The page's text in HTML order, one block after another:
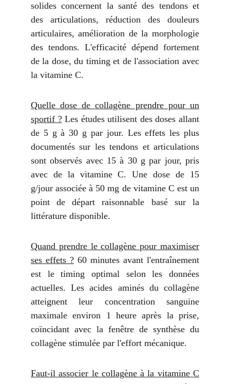
solides concernent la santé des tendons et
des articulations, réduction des douleurs
articulaires, amélioration de la morphologie
des tendons. L'efficacité dépend fortement
de la dose, du timing et de l'association avec
la vitamine C.
Quelle dose de collagène prendre pour un
sportif ?Les études utilisent des doses allant
de 5 g à 30 g par jour. Les effets les plus
documentés sur les tendons et articulations
sont observés avec 15 à 30 g par jour, pris
avec de la vitamine C. Une dose de 15
g/jour associée à 50 mg de vitamine C est un
point de départ raisonnable basé sur la
littérature disponible.
Quand prendre le collagène pour maximiser
ses effets ? 60 minutes avant l'entraînement
est le timing optimal selon les données
actuelles. Les acides aminés du collagène
atteignent leur concentration sanguine
maximale environ 1 heure après la prise,
coïncidant avec la fenêtre de synthèse du
collagène stimulée par l'effort mécanique.
Faut-il associer le collagène à la vitamine C